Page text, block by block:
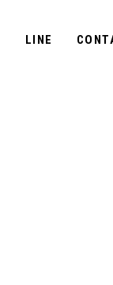
LINE